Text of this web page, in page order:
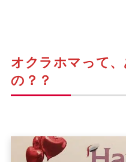
オクラホマって
の？？